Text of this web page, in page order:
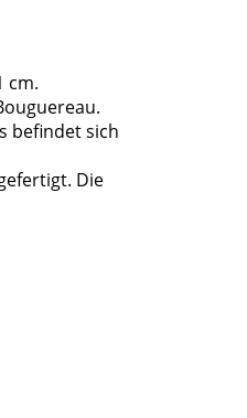
cm.
befindet sich
Die